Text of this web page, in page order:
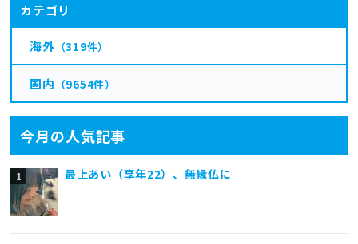
カテゴリ
海外 （319件）
国内 （9654件）
今月の人気記事
最上あい（享年22）、無縁仏に